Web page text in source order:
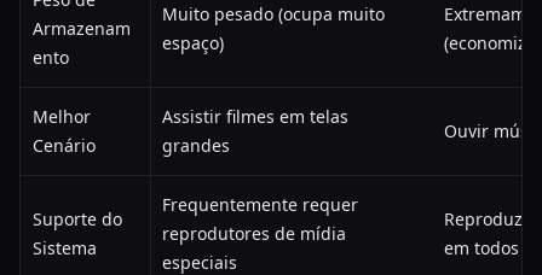
Armazenam
ento
Muito pesado (ocupa muito
espaço)
(economiza
Melhor
Cenário
Assistir filmes em telas
grandes
Ouvir
Suporte do
Sistema
Frequentemente requer
reprodutores de mídia
especiais
Reproduz
em todos